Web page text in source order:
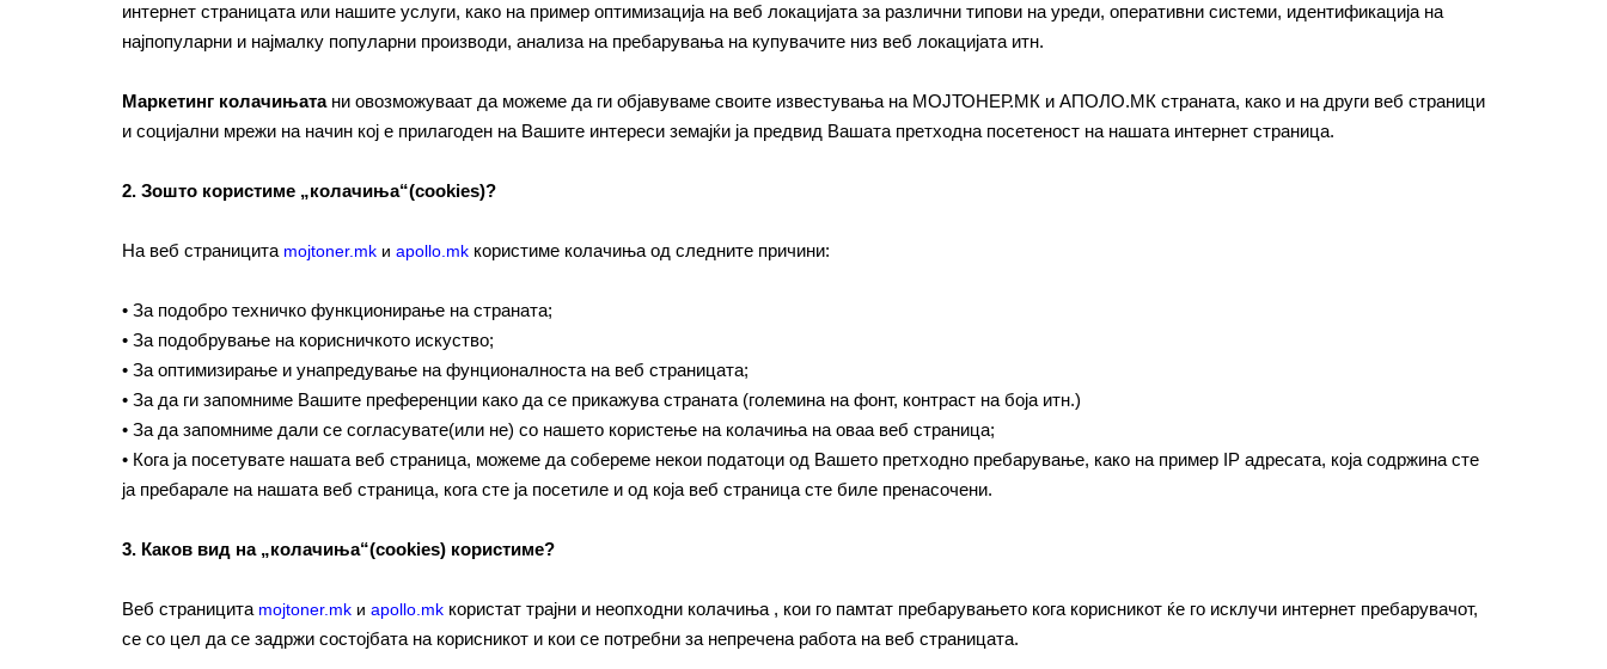
интернет страницата или нашите услуги, како на пример оптимизација на веб локацијата за различни типови на уреди, оперативни системи, идентификација на
најпопуларни и најмалку популарни производи, анализа на пребарувања на купувачите низ веб локацијата итн.
Маркетинг колачињатани овозможуваат да можеме да ги објавуваме своите известувања на МОЈТОНЕР.МК и АПОЛО.МК страната, како и на други веб страници
и социјални мрежи на начин кој е прилагоден на Вашите интереси земајќи ја предвид Вашата претходна посетеност на нашата интернет страница.
2. Зошто користиме „колачиња“(cookies)?
На веб страницита mojtoner.mk и apollo.mk користиме колачиња од следните причини:
• За подобро техничко функционирање на страната;
• За подобрување на корисничкото искуство;
• За оптимизирање и унапредување на фунционалноста на веб страницата;
• За да ги запомниме Вашите преференции како да се прикажува страната (големина на фонт, контраст на боја итн.)
• За да запомниме дали се согласувате(или не) со нашето користење на колачиња на оваа веб страница;
• Кога ја посетувате нашата веб страница, можеме да собереме некои податоци од Вашето претходно пребарување, како на пример IP адресата, која содржина сте
ја пребарале на нашата веб страница, кога сте ја посетиле и од која веб страница сте биле пренасочени.
3. Каков вид на „колачиња“(cookies) користиме?
Веб страницита mojtoner.mk и apollo.mk користат трајни и неопходни колачиња , кои го памтат пребарувањето кога корисникот ќе го исклучи интернет пребарувачот,
се со цел да се задржи состојбата на корисникот и кои се потребни за непречена работа на веб страницата.